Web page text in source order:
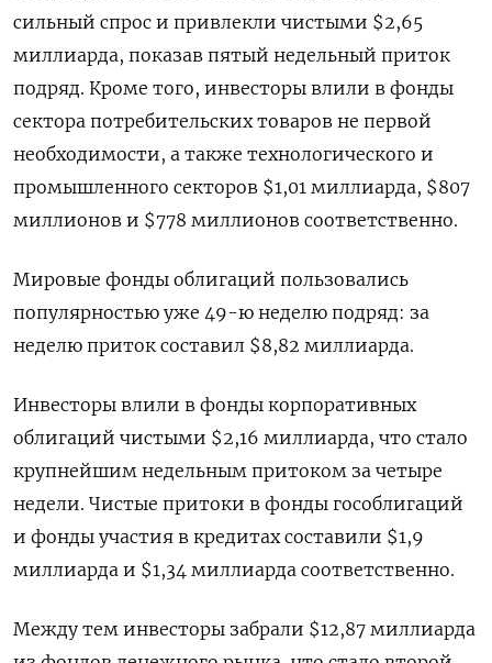
сильный спрос и привлекли чистыми $2,65
миллиарда, показав пятый недельный приток
подряд. Кроме того, инвесторы влили в фонды
сектора потребительских товаров не первой
необходимости, а также технологического и
промышленного секторов $1,01 миллиарда, $807
миллионов и $778 миллионов соответственно.
Мировые фонды облигаций пользовались
популярностью уже 49-ю неделю подряд: за
неделю приток составил $8,82 миллиарда.
Инвесторы влили в фонды корпоративных
облигаций чистыми $2,16 миллиарда, что стало
крупнейшим недельным притоком за четыре
недели. Чистые притоки в фонды гособлигаций
и фонды участия в кредитах составили $1,9
миллиарда и $1,34 миллиарда соответственно.
Между тем инвесторы забрали $12,87 миллиарда